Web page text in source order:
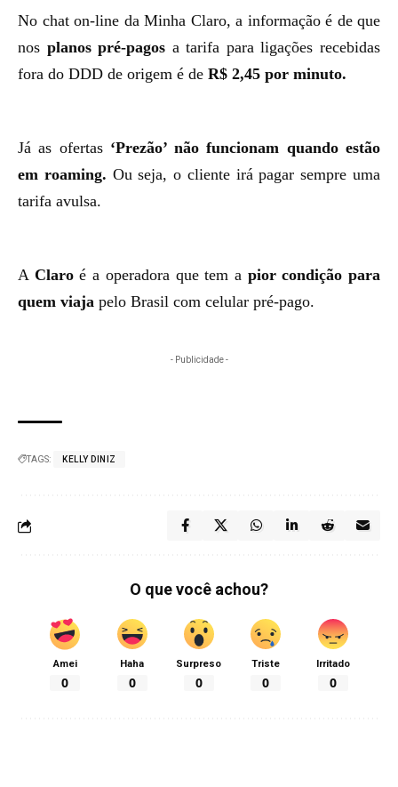
No chat on-line da Minha Claro, a informação é de que
nos planos pré-pagos a tarifa para ligações recebidas
fora do DDD de origem é de R$ 2,45 por minuto.
Já as ofertas ‘Prezão’ não funcionam quando estão
em roaming. Ou seja, o cliente irá pagar sempre uma
tarifa avulsa.
A Claroé a operadora que tem a pior condição para
quem viaja pelo Brasil com celular pré-pago.
- Publicidade -
TAGS: KELLY DINIZ
O que você achou?
Amei
0
Haha
0
Surpreso
0
Triste
0
Irritado
0